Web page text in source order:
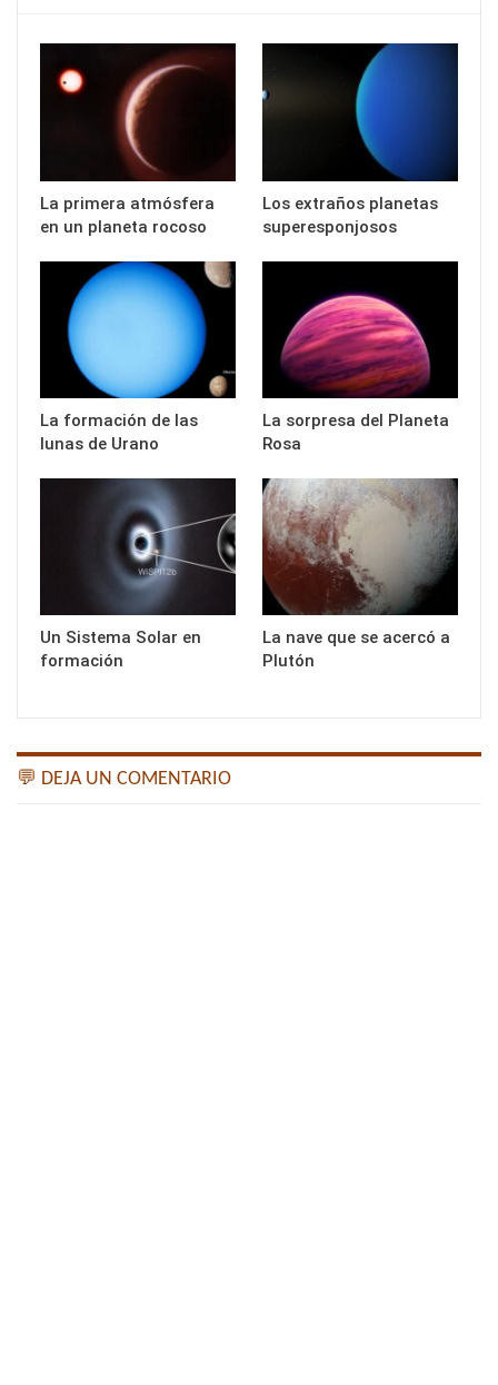
La primera atmósfera
en un planeta rocoso
Los extraños planetas
superesponjosos
La formación de las
lunas de Urano
La sorpresa del Planeta
Rosa
Un Sistema Solar en
formación
La nave que se acercó a
Plutón
💬 DEJA UN COMENTARIO